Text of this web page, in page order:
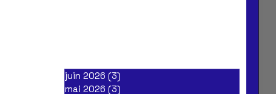
juin 2026 (3)
mai 2026 (3)